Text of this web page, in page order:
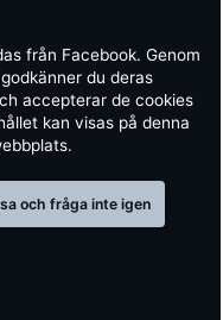
från Facebook. Genom
du deras
accepterar de cookies
kan visas på denna
och fråga inte igen